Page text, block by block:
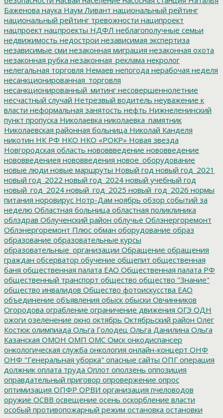
Баженова наука Наум Ливант национальный рейтинг
национальный рейтинг тревожности наципроект
нацпроект нацпроекты НДФЛ неблагополучные семьи
недвижимость недострои независимая экспертиза
независимые сми незаконная миграция незаконная охота
незаконная рубка незаконная_реклама некролог
нелегальная торговля Немаев непогода нерабочая неделя
несанкционированная_торговля
несанкционированный_митинг несовершеннолетние
несчастный случай Нетрезвый водитель неуважение к
власти неформальная занятость нефть Нижнеленинский
пункт пропуска Николаевка николаевка_памятник
Николаевская районная больница Николай Канделя
никотин НК РФ НКО НКО «РОКР» Новая звезда
Новгородская область нововвведение нововведение
нововведениея нововведения новое_оборудование
новые люди новые маршруты Новый год новый год_2021
новый год_2022 новый год_2024 новый учебный год
новый_год_2024 новый_год_2025 новый_год_2026 нормы
питания норовирус Нотр-Дам ноябрь обзор событий за
неделю Областная больница областная поликлиника
облздрав Облученский район облучье Облэнергоремонт
Облэнергоремонт Плюс обман оборудование образ
образование образовательные курсы
образовательные_организации Обращение обращения
граждан обсерватор обучение общепит общественная
баня общественная палата ЕАО Общественная палата РФ
общественный транспорт общество общество "Знание"
общество инвалидов Общество фотоискусства ЕАО
объединение объявления обыск обыски Овчинников
Огородова ограбление ограничение движения ОГЭ ОДН
ожоги озеленение окно октябрь Октябрьский район Олег
Костюк олимпиада Ольга Голодец Ольга Данилина Ольга
Казанская ОМОН ОМП ОМС Омск онкодиспансер
онкологическая служба онкология онлайн-концерт ОНФ
ОНФ "Генеральная уборка" опасные сайты ОПГ операция
должник оплата труда Оплот оползень оппозиция
оправдательный приговор опровержение опрос
оптимизация ОПФР ОРВИ организация пчеловодов
оружие ОСВВ освещение осень оскорбление власти
особый противопожарный режим остановка остановки